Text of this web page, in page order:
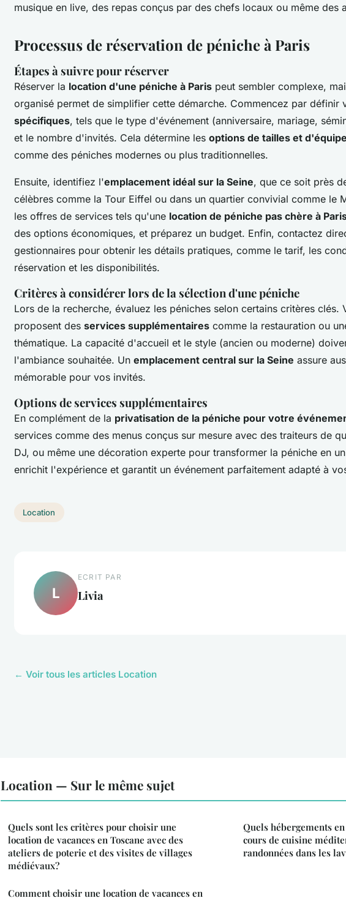
musique en live, des repas conçus par des chefs locaux ou même des
Processus de réservation de péniche à Paris
Étapes à suivre pour réserver
Réserver la location d'une péniche à Paris peut sembler complexe,
organisé permet de simplifier cette démarche. Commencez par définir
spécifiques, tels que le type d'événement (anniversaire, mariage,
et le nombre d'invités. Cela détermine les options de tailles et
comme des péniches modernes ou plus traditionnelles.
Ensuite, identifiez l'emplacement idéal sur la Seine, que ce soit près
célèbres comme la Tour Eiffel ou dans un quartier convivial comme le
les offres de services tels qu'une location de péniche pas chère à
des options économiques, et préparez un budget. Enfin, contactez
gestionnaires pour obtenir les détails pratiques, comme le tarif, les
réservation et les disponibilités.
Critères à considérer lors de la sélection d'une péniche
Lors de la recherche, évaluez les péniches selon certains critères clés.
proposent des services supplémentaires comme la restauration ou
thématique. La capacité d'accueil et le style (ancien ou moderne)
l'ambiance souhaitée. Un emplacement central sur la Seine assure
mémorable pour vos invités.
Options de services supplémentaires
En complément de la privatisation de la péniche pour votre
services comme des menus conçus sur mesure avec des traiteurs de
DJ, ou même une décoration experte pour transformer la péniche en
enrichit l'expérience et garantit un événement parfaitement adapté à
Location
L
ECRIT PAR
Livia
← Voir tous les articles Location
Location — Sur le même sujet
Quels sont les critères pour choisir une
location de vacances en Toscane avec des
ateliers de poterie et des visites de villages
médiévaux?
Comment choisir une location de vacances en
Quels hébergements
cours de cuisine
randonnées dans les